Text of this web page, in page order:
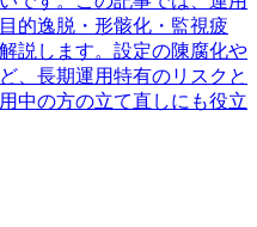
的逸脱・形骸化・監視疲
説します。設定の陳腐化や
、長期運用特有のリスクと
中の方の立て直しにも役立